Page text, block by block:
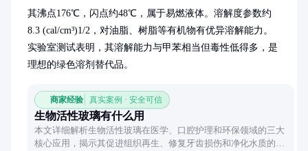
其沸点176℃，闪点约48℃，属于易燃液体。溶解度参数约
8.3 (cal/cm³)1/2，对油脂、树脂等有机物有优异溶解能力。
实验室测试表明，其溶解能力与甲苯相当但毒性低得多，是
理想的绿色溶剂替代品。
商家经验 真实案例 · 安全可信
生物活性玻璃有什么用
本文详细解析生物活性玻璃在医学、口腔护理和环保领域的三大
核心应用，揭示其促进组织再生、修复牙齿损伤和净化水质的神